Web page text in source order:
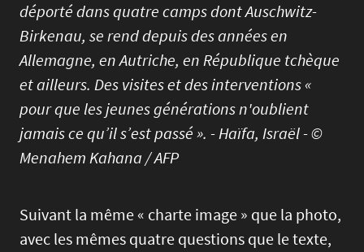
déporté dans quatre camps dont Auschwitz-
Birkenau, se rend depuis des années en
Allemagne, en Autriche, en République tchèque
et ailleurs. Des visites et des interventions «
pour que les jeunes générations n'oublient
jamais ce qu’il s’est passé ». - Haïfa, Israël - ©
Menahem Kahana / AFP
Suivant la même « charte image » que la photo,
avec les mêmes quatre questions que le texte,